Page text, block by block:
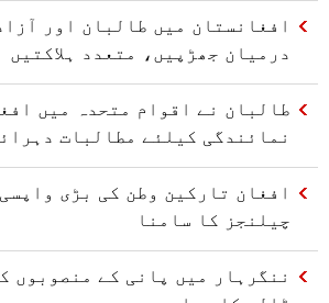
افغانستان میں طالبان اور
درمیان جھڑپیں، متعدد ہلاکتیں
طالبان نے اقوام متحدہ میں
نمائندگی کیلئے مطالبات
افغان تارکین وطن کی بڑی
چیلنجز کا سامنا
ننگرہار میں پانی کے منصوبوں